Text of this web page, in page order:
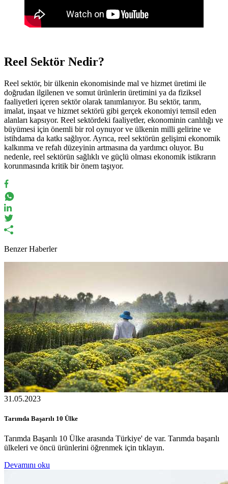
Reel Sektör Nedir?
Reel sektör, bir ülkenin ekonomisinde mal ve hizmet üretimi ile
doğrudan ilgilenen ve somut ürünlerin üretimini ya da fiziksel
faaliyetleri içeren sektör olarak tanımlanıyor. Bu sektör, tarım,
imalat, inşaat ve hizmet sektörü gibi gerçek ekonomiyi temsil eden
alanları kapsıyor. Reel sektördeki faaliyetler, ekonominin canlılığı ve
büyümesi için önemli bir rol oynuyor ve ülkenin milli gelirine ve
istihdama da katkı sağlıyor. Ayrıca, reel sektörün gelişimi ekonomik
kalkınma ve refah düzeyinin artmasına da yardımcı oluyor. Bu
nedenle, reel sektörün sağlıklı ve güçlü olması ekonomik istikrarın
korunmasında kritik bir önem taşıyor.
Benzer Haberler
31.05.2023
Tarımda Başarılı 10 Ülke
Tarımda Başarılı 10 Ülke arasında Türkiye' de var. Tarımda başarılı
ülkeleri ve öncü ürünlerini öğrenmek için tıklayın.
Devamını oku